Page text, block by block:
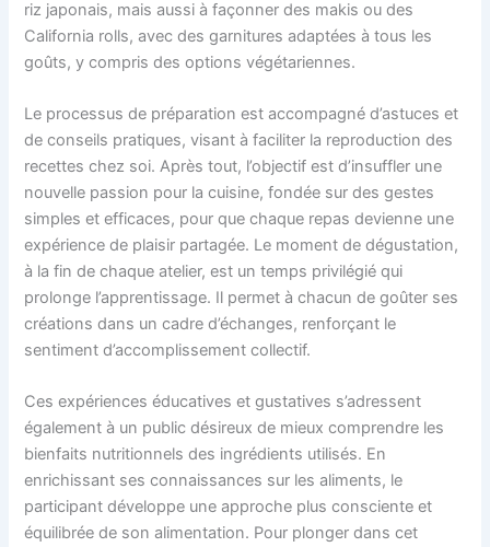
riz japonais, mais aussi à façonner des makis ou des
California rolls, avec des garnitures adaptées à tous les
goûts, y compris des options végétariennes.
Le processus de préparation est accompagné d’astuces et
de conseils pratiques, visant à faciliter la reproduction des
recettes chez soi. Après tout, l’objectif est d’insuffler une
nouvelle passion pour la cuisine, fondée sur des gestes
simples et efficaces, pour que chaque repas devienne une
expérience de plaisir partagée. Le moment de dégustation,
à la fin de chaque atelier, est un temps privilégié qui
prolonge l’apprentissage. Il permet à chacun de goûter ses
créations dans un cadre d’échanges, renforçant le
sentiment d’accomplissement collectif.
Ces expériences éducatives et gustatives s’adressent
également à un public désireux de mieux comprendre les
bienfaits nutritionnels des ingrédients utilisés. En
enrichissant ses connaissances sur les aliments, le
participant développe une approche plus consciente et
équilibrée de son alimentation. Pour plonger dans cet